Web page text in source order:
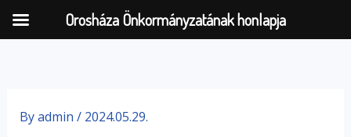
content
Byadmin / 2024.05.29.
Orosháza Önkormányzatának honlapja